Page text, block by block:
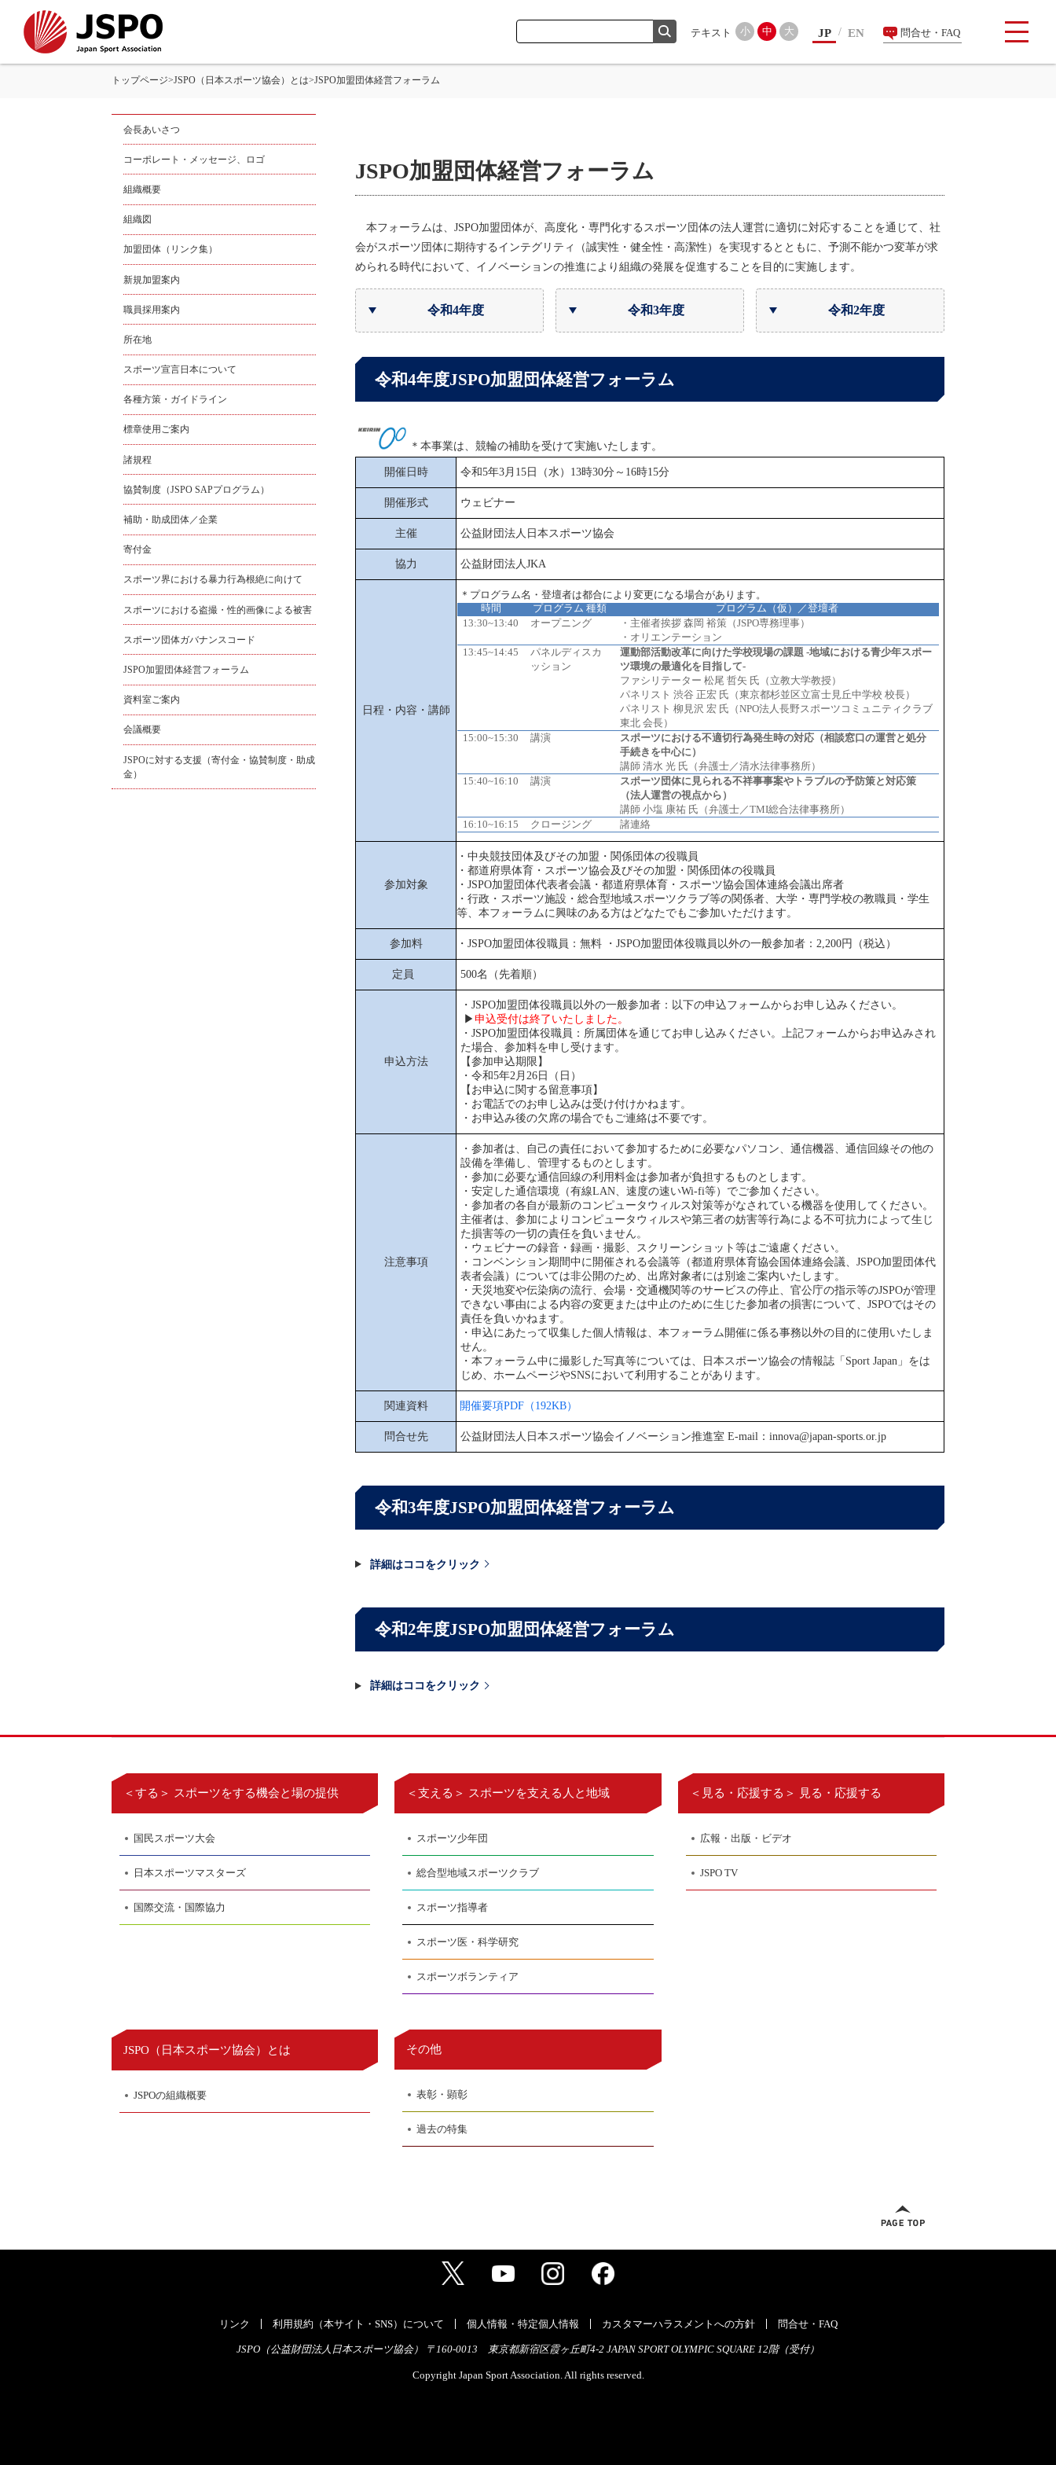
検索 小 中 大 JP EN 問合せ・FAQ
トップページ>JSPO（日本スポーツ協会）とは>JSPO加盟団体経営フォーラム
JSPO加盟団体経営フォーラム
本フォーラムは、JSPO加盟団体が、高度化・専門化するスポーツ団体の法人運営に適切に対応することを通じて、社
会がスポーツ団体に期待するインテグリティ（誠実性・健全性・高潔性）を実現するとともに、予測不能かつ変革が求
められる時代において、イノベーションの推進により組織の発展を促進することを目的に実施します。
令和4年度 令和3年度 令和2年度
令和4年度JSPO加盟団体経営フォーラム
＊本事業は、競輪の補助を受けて実施いたします。
開催日時 令和5年3月15日（水）13時30分～16時15分
開催形式 ウェビナー
主催 公益財団法人日本スポーツ協会
協力 公益財団法人JKA
日程・内容・講師
＊プログラム名・登壇者は都合により変更になる場合があります。
時間 プログラム 種類 プログラム（仮）／登壇者
13:30~13:40 オープニング
・主催者挨拶 森岡 裕策（JSPO専務理事）
・オリエンテーション
13:45~14:45
パネルディスカ
ッション
運動部活動改革に向けた学校現場の課題 -地域における青少年スポー
ツ環境の最適化を目指して-
ファシリテーター 松尾 哲矢 氏（立教大学教授）
パネリスト 渋谷 正宏 氏（東京都杉並区立富士見丘中学校 校長）
パネリスト 柳見沢 宏 氏（NPO法人長野スポーツコミュニティクラブ
東北 会長）
15:00~15:30
講演
スポーツにおける不適切行為発生時の対応（相談窓口の運営と処分
手続きを中心に）
講師 清水 光 氏（弁護士／清水法律事務所）
15:40~16:10
講演
スポーツ団体に見られる不祥事事案やトラブルの予防策と対応策
（法人運営の視点から）
講師 小塩 康祐 氏（弁護士／TMI総合法律事務所）
16:10~16:15
クロージング 諸連絡
参加対象
・中央競技団体及びその加盟・関係団体の役職員
・都道府県体育・スポーツ協会及びその加盟・関係団体の役職員
・JSPO加盟団体代表者会議・都道府県体育・スポーツ協会国体連絡会議出席者
・行政・スポーツ施設・総合型地域スポーツクラブ等の関係者、大学・専門学校の教職員・学生
等、本フォーラムに興味のある方はどなたでもご参加いただけます。
参加料 ・JSPO加盟団体役職員：無料 ・JSPO加盟団体役職員以外の一般参加者：2,200円（税込）
定員 500名（先着順）
申込方法
・JSPO加盟団体役職員以外の一般参加者：以下の申込フォームからお申し込みください。
▶ 申込受付は終了いたしました。
・JSPO加盟団体役職員：所属団体を通じてお申し込みください。上記フォームからお申込みされ
た場合、参加料を申し受けます。
【参加申込期限】
・令和5年2月26日（日）
【お申込に関する留意事項】
・お電話でのお申し込みは受け付けかねます。
・お申込み後の欠席の場合でもご連絡は不要です。
注意事項
・参加者は、自己の責任において参加するために必要なパソコン、通信機器、通信回線その他の
設備を準備し、管理するものとします。
・参加に必要な通信回線の利用料金は参加者が負担するものとします。
・安定した通信環境（有線LAN、速度の速いWi-fi等）でご参加ください。
・参加者の各自が最新のコンピュータウィルス対策等がなされている機器を使用してください。
主催者は、参加によりコンピュータウィルスや第三者の妨害等行為による不可抗力によって生じ
た損害等の一切の責任を負いません。
・ウェビナーの録音・録画・撮影、スクリーンショット等はご遠慮ください。
・コンベンション期間中に開催される会議等（都道府県体育協会国体連絡会議、JSPO加盟団体代
表者会議）については非公開のため、出席対象者には別途ご案内いたします。
・天災地変や伝染病の流行、会場・交通機関等のサービスの停止、官公庁の指示等のJSPOが管理
できない事由による内容の変更または中止のために生じた参加者の損害について、JSPOではその
責任を負いかねます。
・申込にあたって収集した個人情報は、本フォーラム開催に係る事務以外の目的に使用いたしま
せん。
・本フォーラム中に撮影した写真等については、日本スポーツ協会の情報誌「Sport Japan」をは
じめ、ホームページやSNSにおいて利用することがあります。
関連資料 開催要項PDF（192KB）
問合せ先 公益財団法人日本スポーツ協会イノベーション推進室 E-mail：innova@japan-sports.or.jp
令和3年度JSPO加盟団体経営フォーラム
詳細はココをクリック
令和2年度JSPO加盟団体経営フォーラム
詳細はココをクリック
会長あいさつ
コーポレート・メッセージ、ロゴ
組織概要
組織図
加盟団体（リンク集）
新規加盟案内
職員採用案内
所在地
スポーツ宣言日本について
各種方策・ガイドライン
標章使用ご案内
諸規程
協賛制度（JSPO SAPプログラム）
補助・助成団体／企業
寄付金
スポーツ界における暴力行為根絶に向けて
スポーツにおける盗撮・性的画像による被害
スポーツ団体ガバナンスコード
JSPO加盟団体経営フォーラム
資料室ご案内
会議概要
JSPOに対する支援（寄付金・協賛制度・助成
金）
＜する＞ スポーツをする機会と場の提供
国民スポーツ大会
日本スポーツマスターズ
国際交流・国際協力
＜支える＞ スポーツを支える人と地域
スポーツ少年団
総合型地域スポーツクラブ
スポーツ指導者
スポーツ医・科学研究
スポーツボランティア
＜見る・応援する＞ 見る・応援する
広報・出版・ビデオ
JSPO TV
JSPO（ 日本スポーツ協会）とは
JSPOの組織概要
その他
表彰・顕彰
過去の特集
リンク 利用規約（本サイト・SNS）について 個人情報・特定個人情報 カスタマーハラスメントへの方針 問合せ・FAQ
JSPO（公益財団法人日本スポーツ協会） 〒160-0013 東京都新宿区霞ヶ丘町4-2 JAPAN SPORT OLYMPIC SQUARE 12階（受付）
Copyright Japan Sport Association. All rights reserved.